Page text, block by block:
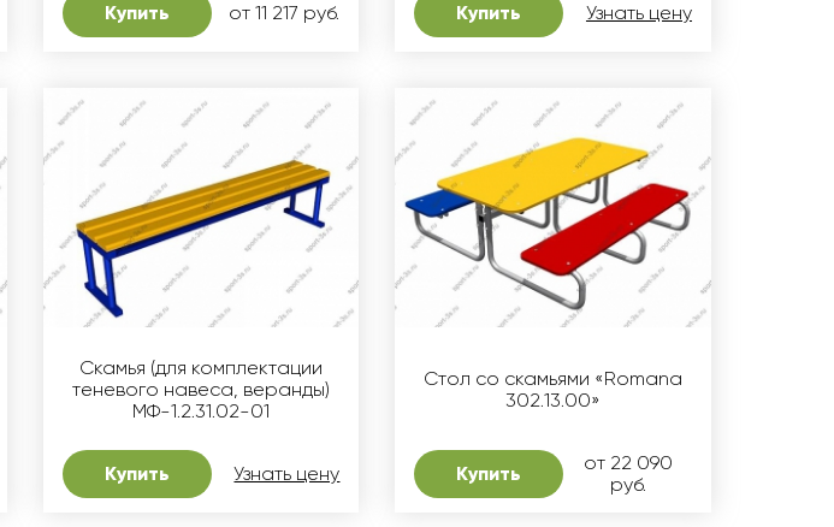
Купить от 11 217 руб. Купить Узнать цену
Скамья (для комплектации
теневого навеса, веранды)
МФ-1.2.31.02-01
Купить Узнать цену
Стол со скамьями «Romana
302.13.00»
Купить
от 22 090
руб.